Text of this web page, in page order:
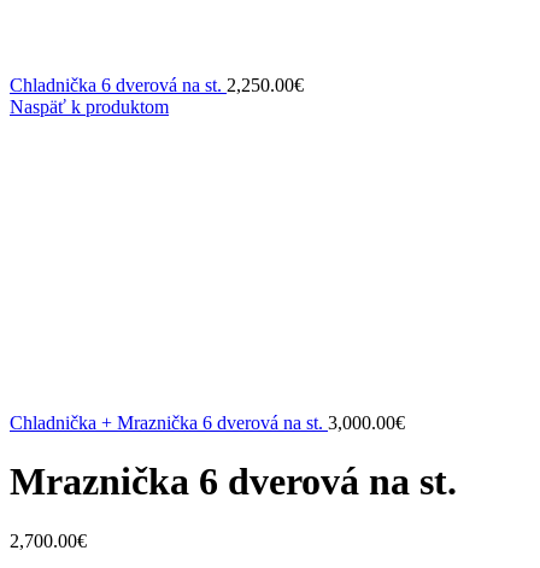
Chladnička 6 dverová na st. 2,250.00€
Naspäť k produktom
Chladnička + Mraznička 6 dverová na st. 3,000.00€
Mraznička 6 dverová na st.
2,700.00€